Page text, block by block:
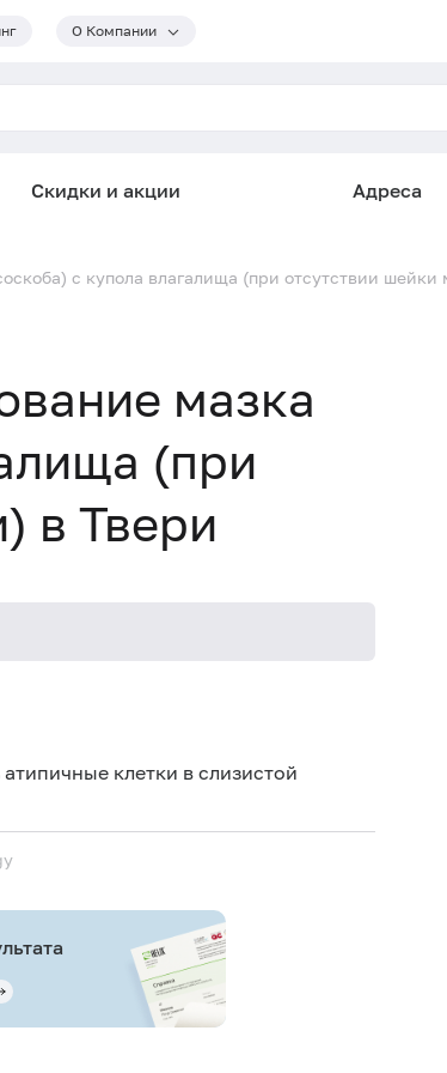
О Компании
Скидки и акции Адреса
с купола влагалища (при отсутствии шейки
мазка
(при
в Твери
клетки в слизистой